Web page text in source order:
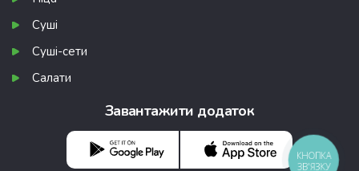
Суші
Суші-сети
Салати
Завантажити додаток
КНОПКА
ЗВ'ЯЗКУ